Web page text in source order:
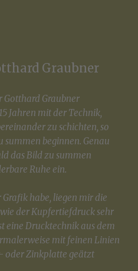
Graubner
Gotthard Graubner
Jahren mit der Technik,
zu schichten, so
summen beginnen. Genau
das Bild zu summen
Ruhe ein.
habe, liegen mir die
der Kupfertiefdruck sehr
eine Drucktechnik aus dem
mit feinen Linien
oder Zinkplatte geätzt